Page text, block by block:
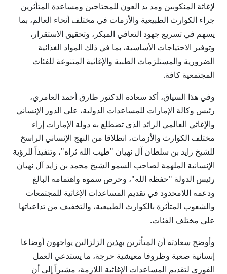
لإغاثة المنكوبين ومد يد العون للمحتاجين ومساعدة المتأثرين
جراء الكوارث الطبيعية والأزمات في مختلف أنحاء العالم، بما
يسهم في تسريع جهود التعافي المبكر، وتحقيق الاستقرار،
وتوفير الاحتياجات الأساسية، بما في ذلك المواد الغذائية
الضرورية والمستلزمات الطبية والإغاثية المتنوعة للفئات
المجتمعية كافة.
وفي هذا السياق، أكد سعادة الدكتور طارق أحمد العامري،
رئيس وكالة الإمارات للمساعدات الدولية، على الدور الإنساني
والإغاثي العالمي الرائد الذي تضطلع به دولة الإمارات إزاء
مختلف الكوارث والأزمات، انطلاقا من النهج الإنساني الراسخ
للشيخ زايد بن سلطان آل نهيان "طيب الله ثراه"، وتنفيذاً للرؤية
الإنسانية الملهمة لصاحب السمو الشيخ محمد بن زايد آل نهيان
رئيس الدولة "حفظه الله"، وحرص سموه واهتمامه البالغ
ودعمه اللامحدود في تقديم المساعدات الإغاثية للمجتمعات
والشعوب المتأثرة بالكوارث الطبيعية، والتخفيف من تداعياتها
على مختلف الفئات.
وأوضح سعادته أن المتأثرين بهذين الزلزالين يواجهون أوضاعا
إنسانية صعبة وظروفا معيشية حرجة، ما يستدعي العمل
الفوري لتقديم المساعدات الإغاثية اللازمة، مشيراً إلى أن